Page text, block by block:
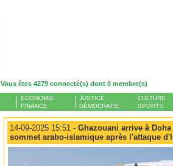
Vous êtes 4279 connecté(s) dont 0 membre(s)
ECONOMIE
FINANCE
JUSTICE
DÉMOCRATIE
CULTURE
SPORTS
14-09-2025 15:51 - Ghazouani arrive à
sommet arabo-islamique après l'attaque